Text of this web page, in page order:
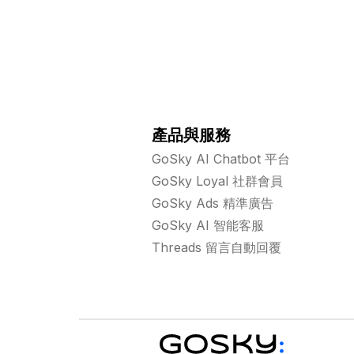
產品與服務
GoSky AI Chatbot 平台
GoSky Loyal 社群會員
GoSky Ads 精準廣告
GoSky AI 智能客服
Threads 留言自動回覆